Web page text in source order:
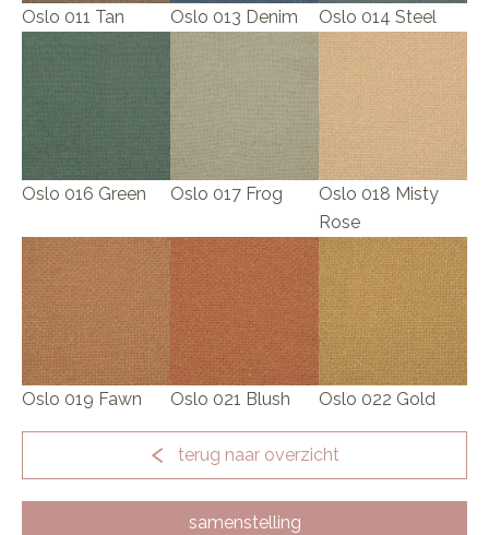
Oslo 011 Tan Oslo 013 Denim Oslo 014 Steel
Oslo 016 Green Oslo 017 Frog
Oslo 018 Misty
Rose
Oslo 019 Fawn Oslo 021 Blush Oslo 022 Gold
terug naar overzicht
samenstelling